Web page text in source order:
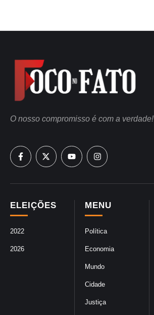
MENU
Política
Economia
Mundo
Cidade
Justiça
ELEIÇÕES
2022
2026
O nosso compromisso é com a verdade!